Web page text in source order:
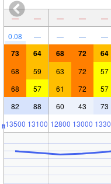
— — — — —
0.08 — — — —
73 64 68 72 64
68 59 63 72 57
68 57 61 72 57
82 88 60 43 73
ft13500 13100 12800 13000